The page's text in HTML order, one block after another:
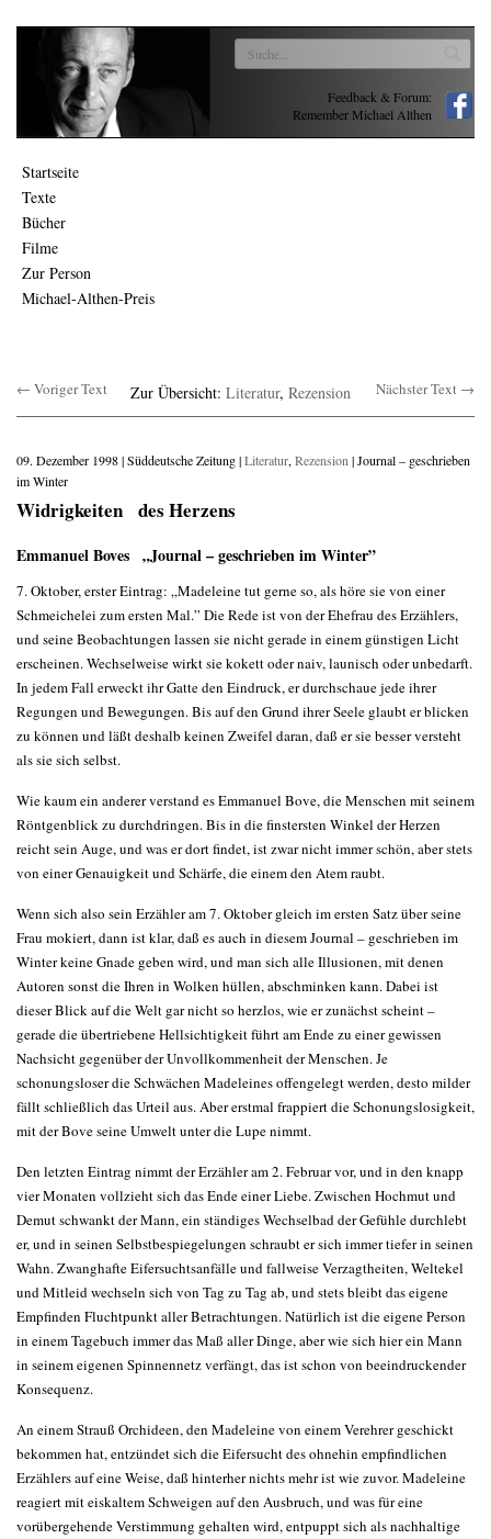
Feedback & Forum:
Remember Michael Althen
Startseite
Texte
Bücher
Filme
Zur Person
Michael-Althen-Preis
← Voriger Text Zur Übersicht: Literatur, Rezension Nächster Text →
09. Dezember 1998 | Süddeutsche Zeitung |Literatur, Rezension | Journal – geschrieben
im Winter
Widrigkeiten des Herzens
Emmanuel Boves „Journal – geschrieben im Winter”
7. Oktober, erster Eintrag: „Madeleine tut gerne so, als höre sie von einer
Schmeichelei zum ersten Mal.” Die Rede ist von der Ehefrau des Erzählers,
und seine Beobachtungen lassen sie nicht gerade in einem günstigen Licht
erscheinen. Wechselweise wirkt sie kokett oder naiv, launisch oder unbedarft.
In jedem Fall erweckt ihr Gatte den Eindruck, er durchschaue jede ihrer
Regungen und Bewegungen. Bis auf den Grund ihrer Seele glaubt er blicken
zu können und läßt deshalb keinen Zweifel daran, daß er sie besser versteht
als sie sich selbst.
Wie kaum ein anderer verstand es Emmanuel Bove, die Menschen mit seinem
Röntgenblick zu durchdringen. Bis in die finstersten Winkel der Herzen
reicht sein Auge, und was er dort findet, ist zwar nicht immer schön, aber stets
von einer Genauigkeit und Schärfe, die einem den Atem raubt.
Wenn sich also sein Erzähler am 7. Oktober gleich im ersten Satz über seine
Frau mokiert, dann ist klar, daß es auch in diesem Journal – geschrieben im
Winter keine Gnade geben wird, und man sich alle Illusionen, mit denen
Autoren sonst die Ihren in Wolken hüllen, abschminken kann. Dabei ist
dieser Blick auf die Welt gar nicht so herzlos, wie er zunächst scheint –
gerade die übertriebene Hellsichtigkeit führt am Ende zu einer gewissen
Nachsicht gegenüber der Unvollkommenheit der Menschen. Je
schonungsloser die Schwächen Madeleines offengelegt werden, desto milder
fällt schließlich das Urteil aus. Aber erstmal frappiert die Schonungslosigkeit,
mit der Bove seine Umwelt unter die Lupe nimmt.
Den letzten Eintrag nimmt der Erzähler am 2. Februar vor, und in den knapp
vier Monaten vollzieht sich das Ende einer Liebe. Zwischen Hochmut und
Demut schwankt der Mann, ein ständiges Wechselbad der Gefühle durchlebt
er, und in seinen Selbstbespiegelungen schraubt er sich immer tiefer in seinen
Wahn. Zwanghafte Eifersuchtsanfälle und fallweise Verzagtheiten, Weltekel
und Mitleid wechseln sich von Tag zu Tag ab, und stets bleibt das eigene
Empfinden Fluchtpunkt aller Betrachtungen. Natürlich ist die eigene Person
in einem Tagebuch immer das Maß aller Dinge, aber wie sich hier ein Mann
in seinem eigenen Spinnennetz verfängt, das ist schon von beeindruckender
Konsequenz.
An einem Strauß Orchideen, den Madeleine von einem Verehrer geschickt
bekommen hat, entzündet sich die Eifersucht des ohnehin empfindlichen
Erzählers auf eine Weise, daß hinterher nichts mehr ist wie zuvor. Madeleine
reagiert mit eiskaltem Schweigen auf den Ausbruch, und was für eine
vorübergehende Verstimmung gehalten wird, entpuppt sich als nachhaltige